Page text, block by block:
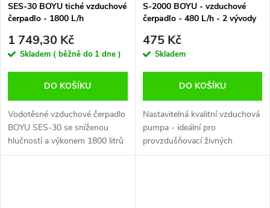
SES-30 BOYU tiché vzduchové
čerpadlo - 1800 L/h
1 749,30 Kč
Skladem ( běžně do 1 dne )
DO KOŠÍKU
Vodotěsné vzduchové čerpadlo
BOYU SES-30 se sníženou
hlučností a výkonem 1800 litrů
za hodinu. Příkon 25W tlak
S-2000 BOYU - vzduchové
čerpadlo - 480 L/h - 2 vývody
475 Kč
Skladem
DO KOŠÍKU
Nastavitelná kvalitní vzduchová
pumpa - ideální pro
provzdušňovací živných
roztoků v nádrži. Pumpy Hailea.